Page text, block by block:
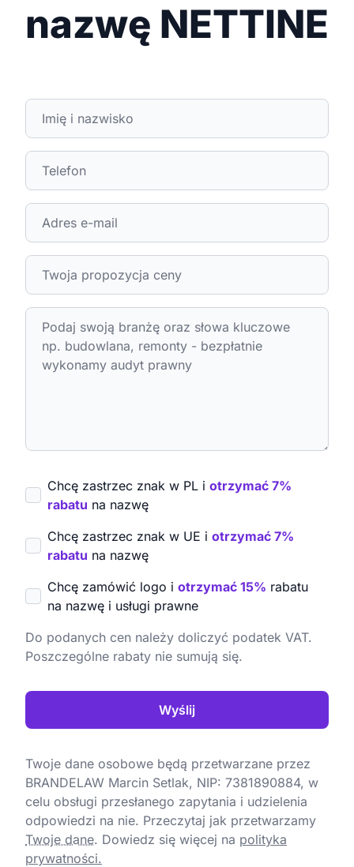
nazwę NETTINE
Chcę zastrzec znak w PL i otrzymać 7%
rabatu na nazwę
Chcę zastrzec znak w UE i otrzymać 7%
rabatu na nazwę
Chcę zamówić logo i otrzymać 15% rabatu
na nazwę i usługi prawne
Do podanych cen należy doliczyć podatek VAT.
Poszczególne rabaty nie sumują się.
Wyślij
Twoje dane osobowe będą przetwarzane przez
BRANDELAW Marcin Setlak, NIP: 7381890884, w
celu obsługi przesłanego zapytania i udzielenia
odpowiedzi na nie. Przeczytaj jak przetwarzamy
Twoje dane. Dowiedz się więcej na polityka
prywatności.